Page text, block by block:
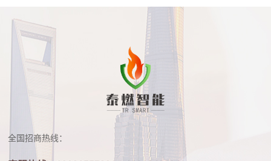
全国招商热线：